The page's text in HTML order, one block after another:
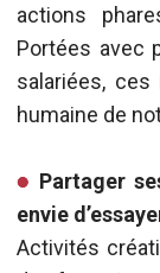
actions
Portées avec
salariées,
humaine de
Partager
envie
Activités